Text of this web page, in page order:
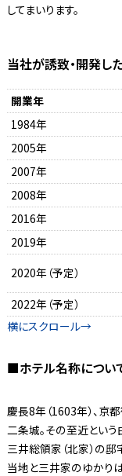
してまいります。
当社が誘致・開発し
開業年
1984年
2005年
2007年
2008年
2016年
2019年
2020年（予定）
2022年（予定）
■ホテル名称につい
慶長8年（1603年）、京
二条城。その至近とい
三井総領家（北家）の邸
当地と三井家のゆかり